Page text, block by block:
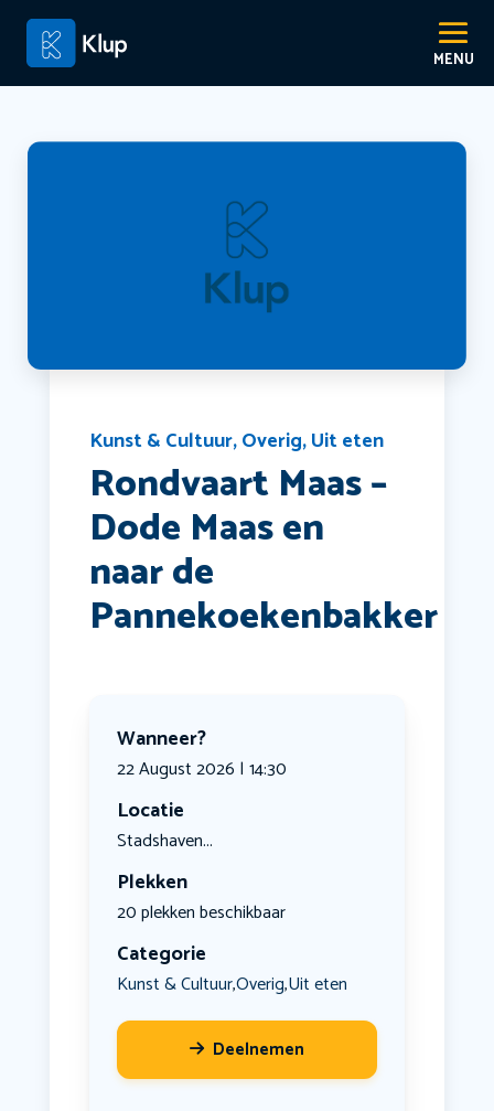
Kunst & Cultuur,Overig,Uit eten
Rondvaart Maas –
Dode Maas en
naar de
Pannekoekenbakker
Wanneer?
22 August 2026 | 14:30
Locatie
Stadshaven...
Plekken
20 plekken beschikbaar
Categorie
Kunst & Cultuur,Overig,Uit eten
Deelnemen